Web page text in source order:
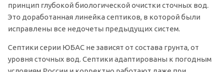
принцип глубокой биологической очистки сточных вод.
Это доработанная линейка септиков, в которой были
исправлены все недочеты предыдущих систем.
Септики серии ЮБАС не зависят от состава грунта, от
уровня сточных вод. Септики адаптированы к погодным